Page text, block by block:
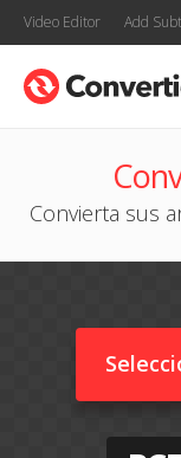
Video Editor Add
Convierta sus